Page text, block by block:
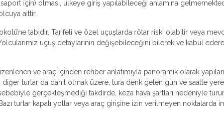
için) olması, ülkeye giriş yapılabileceği anlamına
aittir.
tabidir. Tarifeli ve özel uçuşlarda rötar riski olabilir veya
uçuş detaylarının değişebileceğini bilerek ve kabul ederek
ve araç içinden rehber anlatımıyla panoramik olarak
turlar da dahil olmak üzere, tura denk gelen gün ve saatte
gerçekleşmediği takdirde, keza hava şartları nedeniyle
turlar kapalı yollar veya araç girişine izin verilmeyen noktalarda